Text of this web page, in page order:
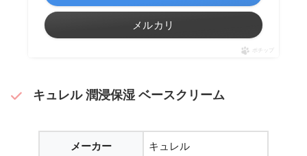
メルカリ
ポチップ
キュレル 潤浸保湿 ベースクリーム
メーカー キュレル